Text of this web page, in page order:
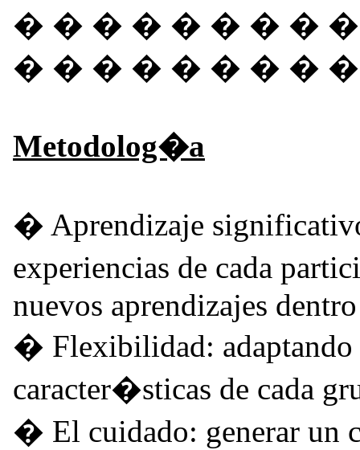
� � � � � � � �
� � � � � � � �
Metodolog�a
� Aprendizaje
experiencias de cada
nuevos aprendizajes
� Flexibilidad:
caracter�sticas de cada
� El cuidado: generar un